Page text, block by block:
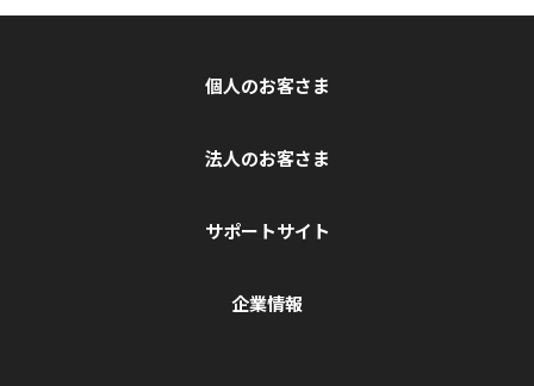
個人のお客さま
法人のお客さま
サポートサイト
企業情報